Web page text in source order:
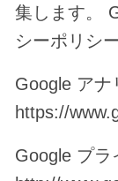
集します。
シーポリシ
Google アナ
https://
Google プラ